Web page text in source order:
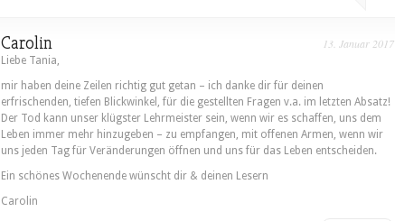
Carolin 13. Januar 2017
Liebe Tania,
mir haben deine Zeilen richtig gut getan – ich danke dir für deinen
erfrischenden, tiefen Blickwinkel, für die gestellten Fragen v.a. im letzten Absatz!
Der Tod kann unser klügster Lehrmeister sein, wenn wir es schaffen, uns dem
Leben immer mehr hinzugeben – zu empfangen, mit offenen Armen, wenn wir
uns jeden Tag für Veränderungen öffnen und uns für das Leben entscheiden.
Ein schönes Wochenende wünscht dir & deinen Lesern
Carolin